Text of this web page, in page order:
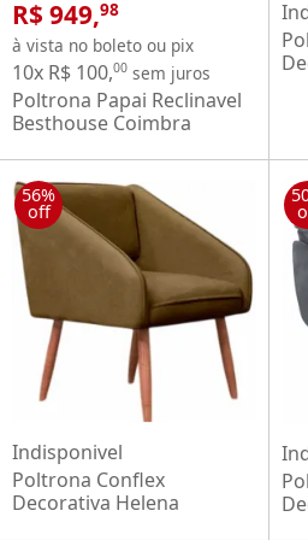
R$ 949,98
à vista no boleto ou pix
10x R$ 100,00 sem juros
Poltrona Papai Reclinavel
Besthouse Coimbra
copos tecido suede veludo
Marrom
56%
off
Indisponivel
Poltrona Conflex
Decorativa Helena